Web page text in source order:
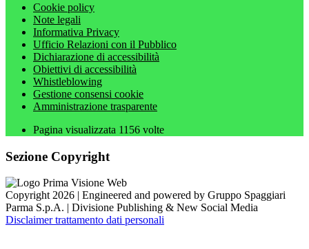
Cookie policy
Note legali
Informativa Privacy
Ufficio Relazioni con il Pubblico
Dichiarazione di accessibilità
Obiettivi di accessibilità
Whistleblowing
Gestione consensi cookie
Amministrazione trasparente
Pagina visualizzata 1156 volte
Sezione Copyright
Copyright 2026 | Engineered and powered by Gruppo Spaggiari
Parma S.p.A. | Divisione Publishing & New Social Media
Disclaimer trattamento dati personali